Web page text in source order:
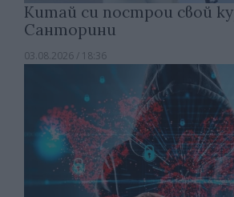
Китай си построи свой
Санторини
03.08.2026 / 18:36